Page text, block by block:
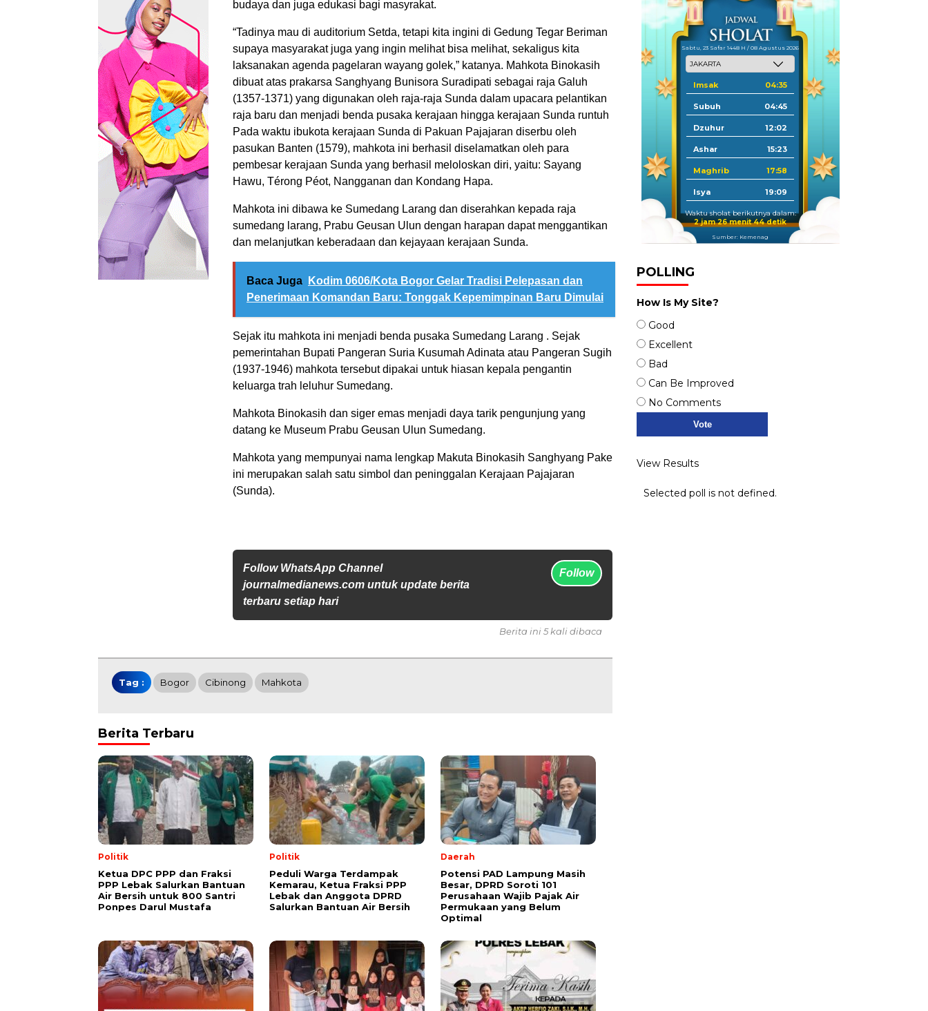
budaya dan juga edukasi bagi masyrakat.
“Tadinya mau di auditorium Setda, tetapi kita ingini di Gedung Tegar Beriman
supaya masyarakat juga yang ingin melihat bisa melihat, sekaligus kita
laksanakan agenda pagelaran wayang golek,” katanya. Mahkota Binokasih
dibuat atas prakarsa Sanghyang Bunisora Suradipati sebagai raja Galuh
(1357-1371) yang digunakan oleh raja-raja Sunda dalam upacara pelantikan
raja baru dan menjadi benda pusaka kerajaan hingga kerajaan Sunda runtuh
Pada waktu ibukota kerajaan Sunda di Pakuan Pajajaran diserbu oleh
pasukan Banten (1579), mahkota ini berhasil diselamatkan oleh para
pembesar kerajaan Sunda yang berhasil meloloskan diri, yaitu: Sayang
Hawu, Térong Péot, Nangganan dan Kondang Hapa.
Mahkota ini dibawa ke Sumedang Larang dan diserahkan kepada raja
sumedang larang, Prabu Geusan Ulun dengan harapan dapat menggantikan
dan melanjutkan keberadaan dan kejayaan kerajaan Sunda.
Baca Juga
Kodim 0606/Kota Bogor Gelar Tradisi Pelepasan dan
Penerimaan Komandan Baru: Tonggak Kepemimpinan Baru Dimulai
Sejak itu mahkota ini menjadi benda pusaka Sumedang Larang . Sejak
pemerintahan Bupati Pangeran Suria Kusumah Adinata atau Pangeran Sugih
(1937-1946) mahkota tersebut dipakai untuk hiasan kepala pengantin
keluarga trah leluhur Sumedang.
Mahkota Binokasih dan siger emas menjadi daya tarik pengunjung yang
datang ke Museum Prabu Geusan Ulun Sumedang.
Mahkota yang mempunyai nama lengkap Makuta Binokasih Sanghyang Pake
ini merupakan salah satu simbol dan peninggalan Kerajaan Pajajaran
(Sunda).
Follow WhatsApp Channel
journalmedianews.com untuk update berita
terbaru setiap hari
Follow
Berita ini 5 kali dibaca
Tag : Bogor Cibinong Mahkota
Berita Terbaru
Politik
Ketua DPC PPP dan Fraksi
PPP Lebak Salurkan Bantuan
Air Bersih untuk 800 Santri
Ponpes Darul Mustafa
Politik
Peduli Warga Terdampak
Kemarau, Ketua Fraksi PPP
Lebak dan Anggota DPRD
Salurkan Bantuan Air Bersih
Daerah
Potensi PAD Lampung Masih
Besar, DPRD Soroti 101
Perusahaan Wajib Pajak Air
Permukaan yang Belum
Optimal
Sabtu, 23 Safar 1448 H / 08 Agustus 2026
Imsak 04:35
Subuh 04:45
Dzuhur 12:02
Ashar 15:23
Maghrib 17:58
Isya 19:09
Waktu sholat berikutnya dalam:
2 jam 26 menit 43 detik
Sumber: Kemenag
POLLING
How Is My Site?
Good
Excellent
Bad
Can Be Improved
No Comments
View Results
Selected poll is not defined.